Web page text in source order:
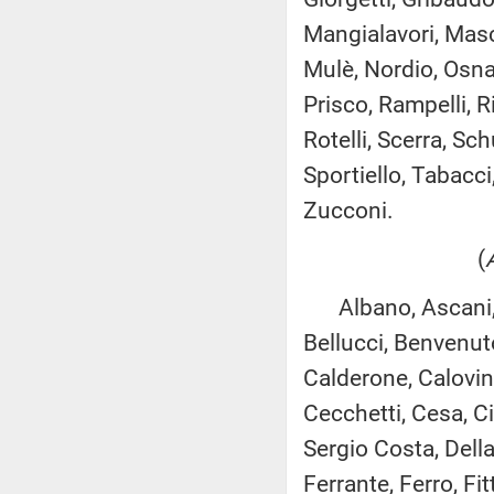
Mangialavori,
Mulè, Nordio,
Prisco, Rampelli,
Rotelli, Scerra,
Sportiello,
Zucconi.
(
Albano, Ascani,
Bellucci,
Calderone,
Cecchetti, Cesa,
Sergio Costa,
Ferrante, Ferro,